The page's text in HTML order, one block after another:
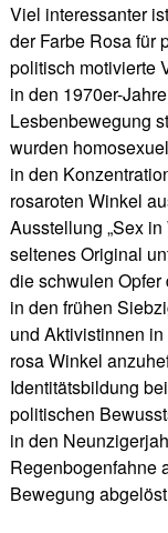
Viel interessanter
der Farbe Rosa für
politisch motivierte
in den 1970er-
Lesbenbewegung
wurden
in den
rosaroten Winkel
Ausstellung „Sex
seltenes Original
die schwulen
in den frühen
und Aktivistinnen
rosa Winkel
Identitätsbildung
politischen
in den
Regenbogenfahne
Bewegung